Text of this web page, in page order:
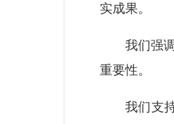
实成果。
我们强调
重要性。
我们支持